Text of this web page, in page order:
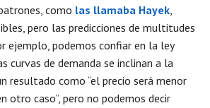
como las llamaba Hayek,
pero las predicciones de multitudes
ejemplo, podemos confiar en la ley
curvas de demanda se inclinan a la
resultado como “el precio será menor
otro caso”, pero no podemos decir